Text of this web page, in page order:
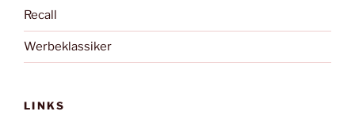
Recall
Werbeklassiker
LINKS